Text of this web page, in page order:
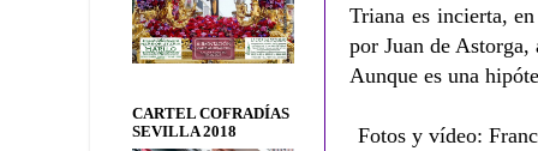
Triana es incierta,
por Juan de
Aunque es una
Fotos y vídeo:
CARTEL COFRADÍAS
SEVILLA 2018